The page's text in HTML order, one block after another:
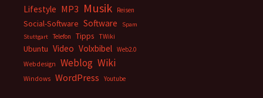
Lifestyle MP3 Musik Reisen
Social-Software Software
Spam
Stuttgart
Telefon Tipps TWiki
Ubuntu Video Volxbibel Web2.0
Webdesign
Weblog Wiki
Windows WordPress Youtube